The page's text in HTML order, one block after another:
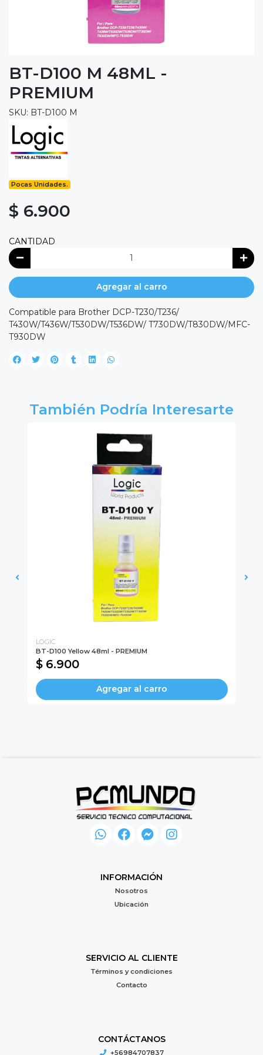
BT-D100 M 48ML -
PREMIUM
SKU: BT-D100 M
Pocas Unidades.
$ 6.900
CANTIDAD
Agregar al carro
Compatible para Brother DCP-T230/T236/
T430W/T436W/T530DW/T536DW/ T730DW/T830DW/MFC-
T930DW
También Podría Interesarte
LOGIC
BT-D100 Yellow 48ml - PREMIUM
$ 6.900
Agregar al carro
INFORMACIÓN
Nosotros
Ubicación
SERVICIO AL CLIENTE
Términos y condiciones
Contacto
CONTÁCTANOS
+56984707837